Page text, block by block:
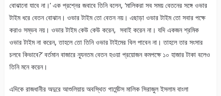
বোঝানো যাবে না।’ এক প্রশ্নের জবাবে তিনি বলেন, ‘মালিকরা সব সময় বেতনের সঙ্গে ওভার
টাইম ধরে বেতন বোঝান। ওভার টাইম তো বেতন নয়। এছাড়া ওভার টাইম তো সবার পক্ষে
করাও সম্ভব নয়। ওভার টাইম কেউ কেউ করেন, সবাই করেন না। যদি একজন শ্রমিক
ওভার টাইম না করেন, তাহলে তো তিনি ওভার টাইমের বিল পাবেন না। তাহলে তার সংসার
চলবে কিভাবে?’ বর্তমান বাজারে ন্যূনতম বেতন হওয়া প্রয়োজন কমপক্ষে ১০ হাজার টাকা বলেও
তিনি মনে করেন।
এদিকে রাজধানীর অদুরে আশুলিয়ায় অবস্থিত গার্মেন্টস মালিক সিরাজুল ইসলাম বাংলা